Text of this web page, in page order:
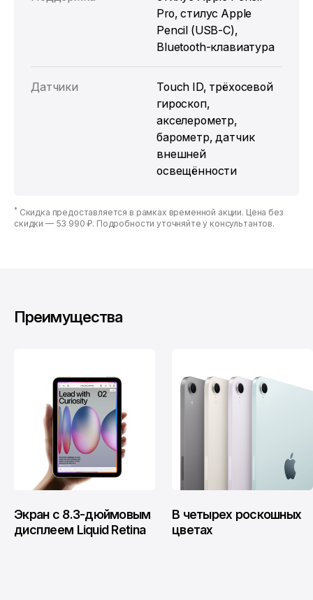
Pro, стилус Apple
Pencil (USB‑C),
Bluetooth-клавиатура
Датчики
Touch ID, трёхосевой
гироскоп,
акселерометр,
барометр, датчик
внешней
освещённости
* Скидка предоставляется в рамках временной акции. Цена без
скидки — 53 990 ₽. Подробности уточняйте у консультантов.
Преимущества
Экран с 8.3-дюймовым
дисплеем Liquid Retina
В четырех роскошных
цветах